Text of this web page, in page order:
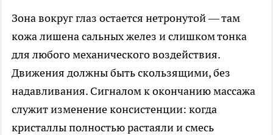
Зона вокруг глаз остается нетронутой — там
кожа лишена сальных желез и слишком тонка
для любого механического воздействия.
Движения должны быть скользящими, без
надавливания. Сигналом к окончанию массажа
служит изменение консистенции: когда
кристаллы полностью растаяли и смесь